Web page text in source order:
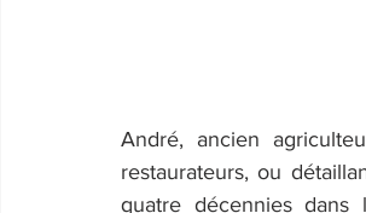
André, ancien
restaurateurs, ou
quatre décennies